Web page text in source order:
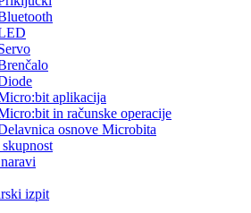
aplikacija
in računske operacije
osnove Microbita
izpit